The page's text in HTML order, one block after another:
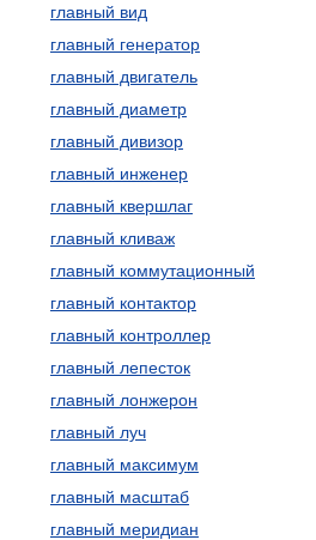
главный вид
главный генератор
главный двигатель
главный диаметр
главный дивизор
главный инженер
главный квершлаг
главный кливаж
главный коммутационный
главный контактор
главный контроллер
главный лепесток
главный лонжерон
главный луч
главный максимум
главный масштаб
главный меридиан